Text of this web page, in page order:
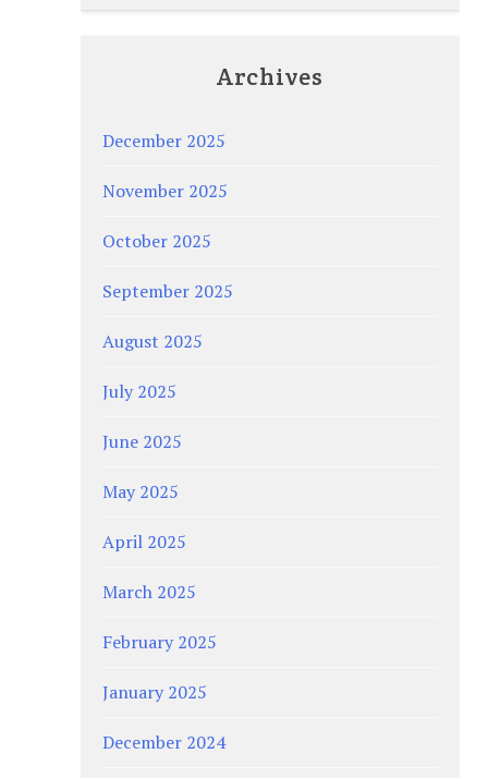
Archives
December 2025
November 2025
October 2025
September 2025
August 2025
July 2025
June 2025
May 2025
April 2025
March 2025
February 2025
January 2025
December 2024